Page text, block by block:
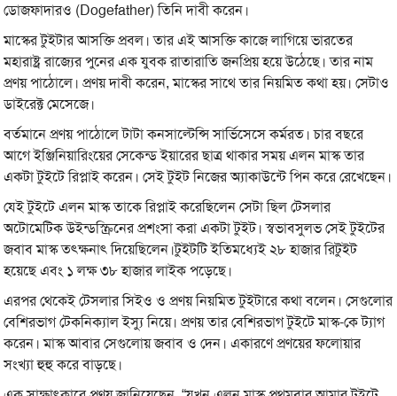
ডোজফাদারও (Dogefather) তিনি দাবী করেন।
মাস্কের টুইটার আসক্তি প্রবল। তার এই আসক্তি কাজে লাগিয়ে ভারতের
মহারাষ্ট্র রাজ্যের পুনের এক যুবক রাতারাতি জনপ্রিয় হয়ে উঠেছে। তার নাম
প্রণয় পাঠোলে। প্রণয় দাবী করেন, মাস্কের সাথে তার নিয়মিত কথা হয়। সেটাও
ডাইরেক্ট মেসেজে।
বর্তমানে প্রণয় পাঠোলে টাটা কনসাল্টেন্সি সার্ভিসেসে কর্মরত। চার বছরে
আগে ইঞ্জিনিয়ারিংয়ের সেকেন্ড ইয়ারের ছাত্র থাকার সময় এলন মাস্ক তার
একটা টুইটে রিপ্লাই করেন। সেই টুইট নিজের অ্যাকাউন্টে পিন করে রেখেছেন।
যেই টুইটে এলন মাস্ক তাকে রিপ্লাই করেছিলেন সেটা ছিল টেসলার
অটোমেটিক উইন্ডস্ক্রিনের প্রশংসা করা একটা টুইট। স্বভাবসুলভ সেই টুইটের
জবাব মাস্ক তৎক্ষনাৎ দিয়েছিলেন।টুইটটি ইতিমধ্যেই ২৮ হাজার রিটুইট
হয়েছে এবং ১ লক্ষ ৩৮ হাজার লাইক পড়েছে।
এরপর থেকেই টেসলার সিইও ও প্রণয় নিয়মিত টুইটারে কথা বলেন। সেগুলোর
বেশিরভাগ টেকনিক্যাল ইস্যু নিয়ে। প্রণয় তার বেশিরভাগ টুইটে মাস্ক-কে ট্যাগ
করেন। মাস্ক আবার সেগুলোয় জবাব ও দেন। একার‍ণে প্রণয়ের ফলোয়ার
সংখ্যা হুহু করে বাড়ছে।